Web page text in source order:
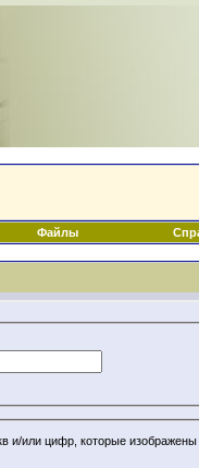
Файлы
и/или цифр, которые изображены